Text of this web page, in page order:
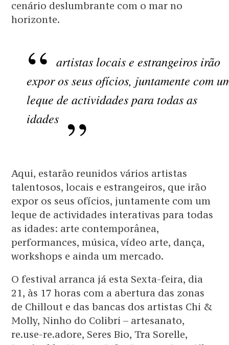
cenário deslumbrante com o mar no
horizonte.
artistas locais e estrangeiros irão
expor os seus ofícios, juntamente com
leque de actividades para todas as
idades
Aqui, estarão reunidos vários artistas
talentosos, locais e estrangeiros, que irão
expor os seus ofícios, juntamente com um
leque de actividades interativas para todas
as idades: arte contemporânea,
performances, música, vídeo arte, dança,
workshops e ainda um mercado.
O festival arranca já esta Sexta-feira, dia
21, às 17 horas com a abertura das zonas
de Chillout e das bancas dos artistas Chi &
Molly, Ninho do Colibri – artesanato,
re.use-re.adore, Seres Bio, Tra Sorelle,